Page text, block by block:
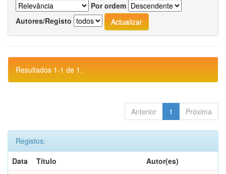
Por ordem
Autores/Registo
Resultados 1-1 de 1.
Anterior 1 Próxima
Registos:
Data
Título
Autor(es)